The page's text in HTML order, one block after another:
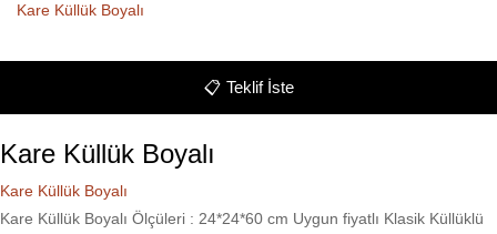
Kare Küllük Boyalı
📋 Teklif İste
Kare Küllük Boyalı
Kare Küllük Boyalı
Kare Küllük Boyalı Ölçüleri : 24*24*60 cm Uygun fiyatlı Klasik Küllüklü